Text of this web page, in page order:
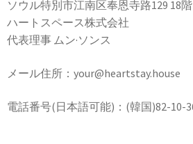
ソウル特別市江南区奉恩寺路129 18階
ハートスペース株式会社
代表理事 ムン·ソンス
メール住所：your@heartstay.house
電話番号(日本語可能)：(韓国)82-10-